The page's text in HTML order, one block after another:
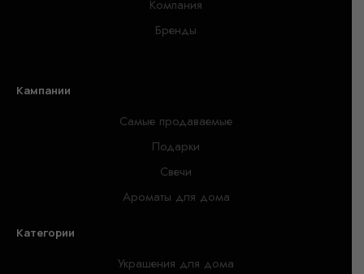
Компания
Бренды
Кампании
Самые продаваемые
Подарки
Свечи
Ароматы для дома
Категории
Украшения для дома